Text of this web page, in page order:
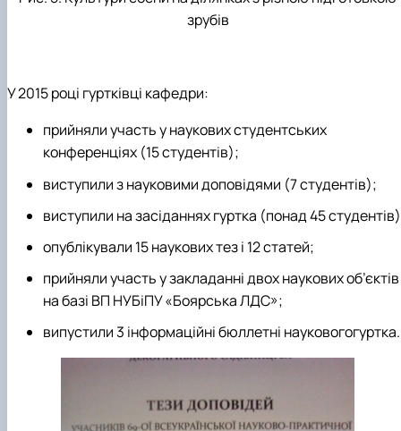
зрубів
У 2015 році гуртківці кафедри:
прийняли участь у наукових студентських
конференціях (15 студентів);
виступили з науковими доповідями (7 студентів);
виступили на засіданнях гуртка (понад 45
опублікували 15 наукових тез і 12 статей;
прийняли участь у закладанні двох наукових об’єктів
на базі ВП НУБіПУ «Боярська ЛДС»;
випустили 3 інформаційні бюллетні науковогогуртка.